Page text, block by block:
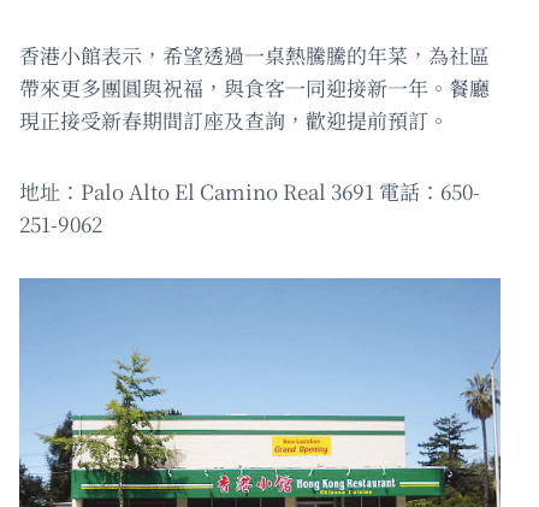
香港小館表示，希望透過一桌熱騰騰的年菜，為社區
帶來更多團圓與祝福，與食客一同迎接新一年。餐廳
現正接受新春期間訂座及查詢，歡迎提前預訂。
地址：Palo Alto El Camino Real 3691 電話：650-
251-9062